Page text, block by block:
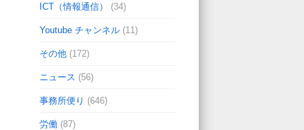
ICT（情報通信） (34)
Youtube チャンネル (11)
その他 (172)
ニュース (56)
事務所便り (646)
労働 (87)